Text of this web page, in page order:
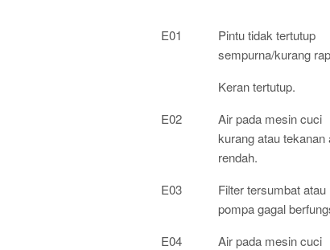
E01
Pintu tidak tertutup
sempurna/kurang
Keran tertutup.
E02
Air pada mesin cuci
kurang atau tekanan
rendah.
E03
Filter tersumbat atau
pompa gagal
E04
Air pada mesin cuci